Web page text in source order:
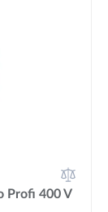
Profi 400 V